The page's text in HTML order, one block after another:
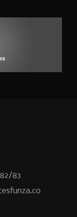
83